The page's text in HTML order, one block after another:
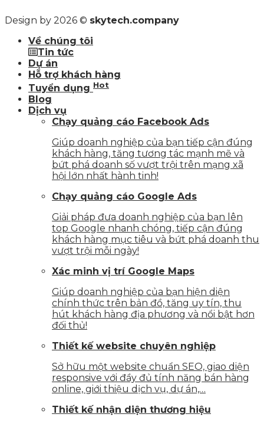
Design by 2026 © skytech.company
Về chúng tôi
Tin tức
Dự án
Hỗ trợ khách hàng
Tuyển dụng Hot
Blog
Dịch vụ
Chạy quảng cáo Facebook Ads
Giúp doanh nghiệp của bạn tiếp cận đúng
khách hàng, tăng tương tác mạnh mẽ và
bứt phá doanh số vượt trội trên mạng xã
hội lớn nhất hành tinh!
Chạy quảng cáo Google Ads
Giải pháp đưa doanh nghiệp của bạn lên
top Google nhanh chóng, tiếp cận đúng
khách hàng mục tiêu và bứt phá doanh thu
vượt trội mỗi ngày!
Xác minh vị trí Google Maps
Giúp doanh nghiệp của bạn hiện diện
chính thức trên bản đồ, tăng uy tín, thu
hút khách hàng địa phương và nổi bật hơn
đối thủ!
Thiết kế website chuyên nghiệp
Sở hữu một website chuẩn SEO, giao diện
responsive với đầy đủ tính năng bán hàng
online, giới thiệu dịch vụ, dự án,…
Thiết kế nhận diện thương hiệu